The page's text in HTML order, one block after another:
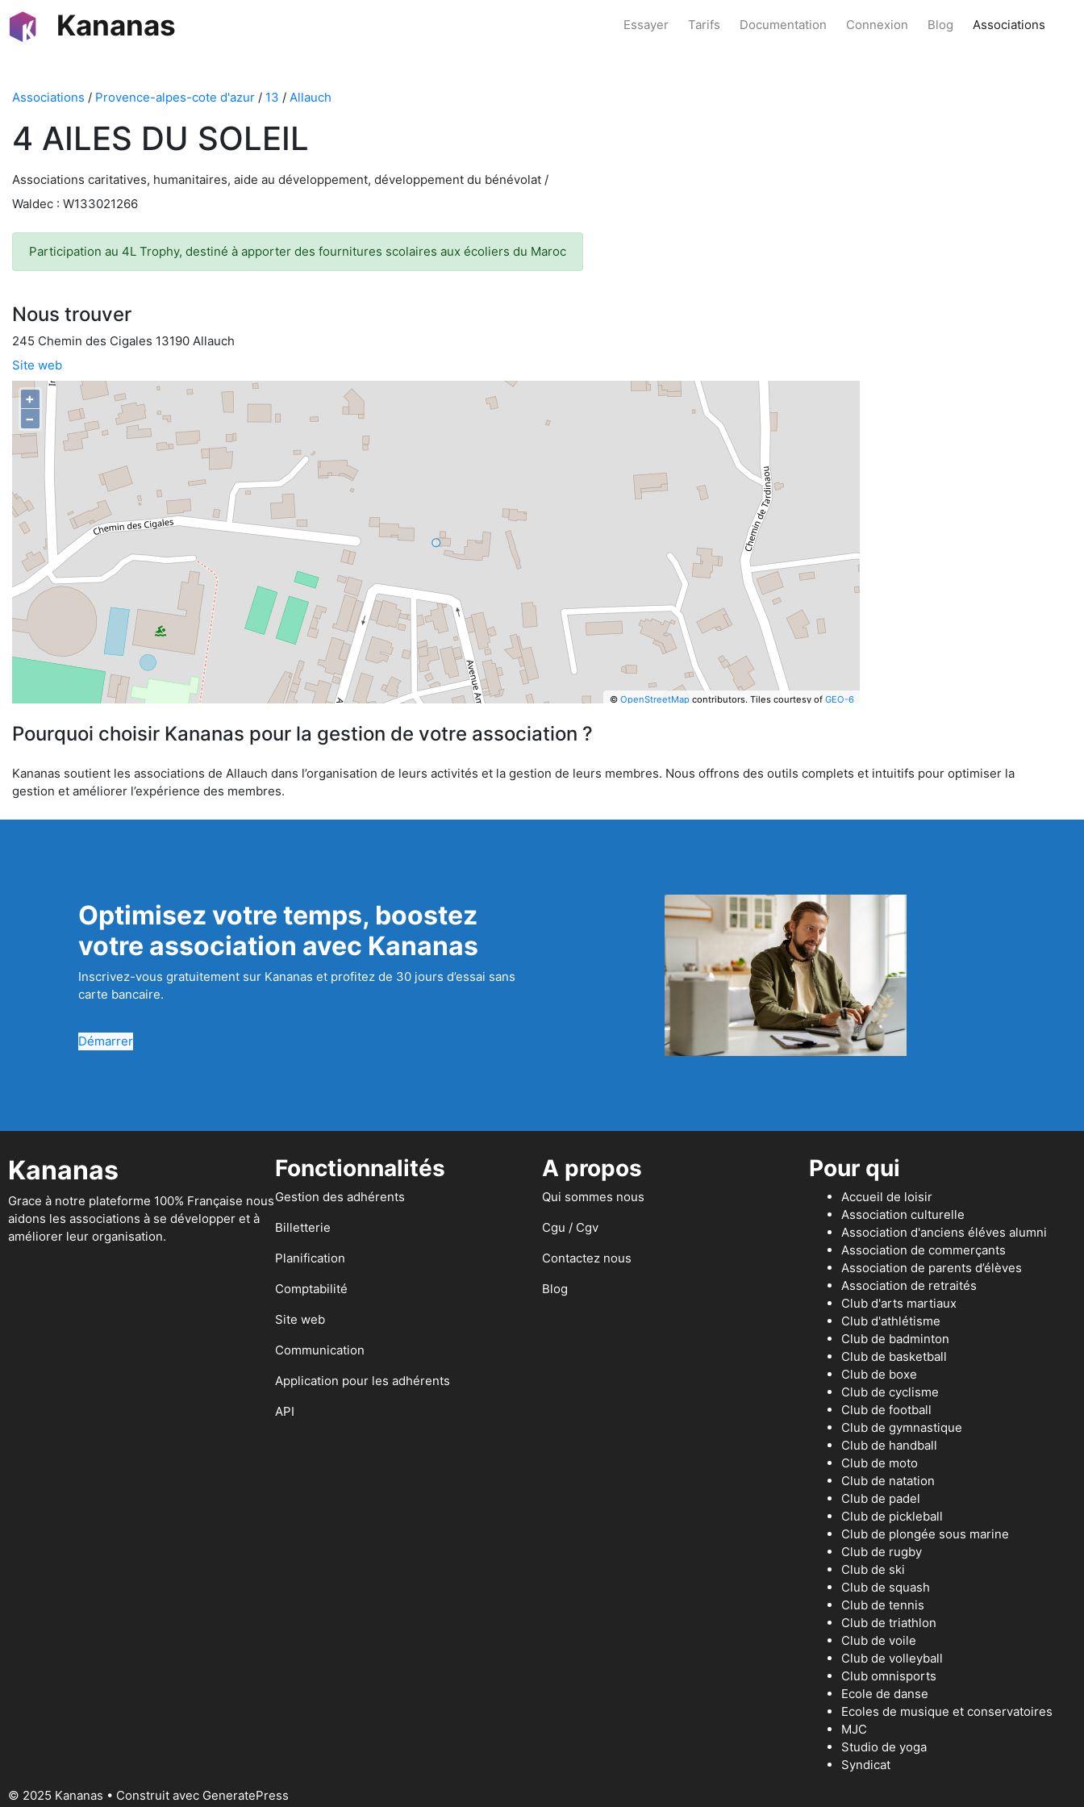
Kananas Essayer Tarifs Documentation Connexion Blog Associations
Associations / Provence-alpes-cote d'azur / 13 / Allauch
4 AILES DU SOLEIL
Associations caritatives, humanitaires, aide au développement, développement du bénévolat /
Waldec : W133021266
Participation au 4L Trophy, destiné à apporter des fournitures scolaires aux écoliers du Maroc
Nous trouver
245 Chemin des Cigales 13190 Allauch
Site web
+
−
© OpenStreetMapcontributors. Tiles courtesy of GEO-6
Pourquoi choisir Kananas pour la gestion de votre association ?
Kananas soutient les associations de Allauch dans l’organisation de leurs activités et la gestion de leurs membres. Nous offrons des outils complets et intuitifs pour optimiser la
gestion et améliorer l’expérience des membres.
Optimisez votre temps, boostez
votre association avec Kananas
Inscrivez-vous gratuitement sur Kananas et profitez de 30 jours d’essai sans
carte bancaire.
Démarrer
Kananas
Grace à notre plateforme 100% Française nous
aidons les associations à se développer et à
améliorer leur organisation.
Fonctionnalités
Gestion des adhérents
Billetterie
Planification
Comptabilité
Site web
Communication
Application pour les adhérents
API
A propos
Qui sommes nous
Cgu / Cgv
Contactez nous
Blog
Pour qui
Accueil de loisir
Association culturelle
Association d'anciens éléves alumni
Association de commerçants
Association de parents d’élèves
Association de retraités
Club d'arts martiaux
Club d'athlétisme
Club de badminton
Club de basketball
Club de boxe
Club de cyclisme
Club de football
Club de gymnastique
Club de handball
Club de moto
Club de natation
Club de padel
Club de pickleball
Club de plongée sous marine
Club de rugby
Club de ski
Club de squash
Club de tennis
Club de triathlon
Club de voile
Club de volleyball
Club omnisports
Ecole de danse
Ecoles de musique et conservatoires
MJC
Studio de yoga
Syndicat
© 2025 Kananas • Construit avec GeneratePress